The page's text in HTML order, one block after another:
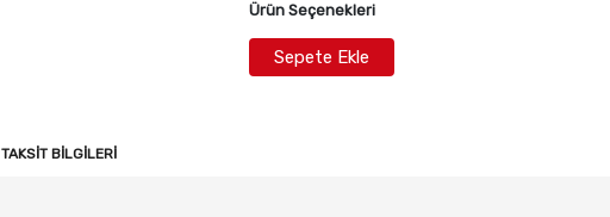
Ürün Seçenekleri
Sepete Ekle
TAKSIT BILGILERI